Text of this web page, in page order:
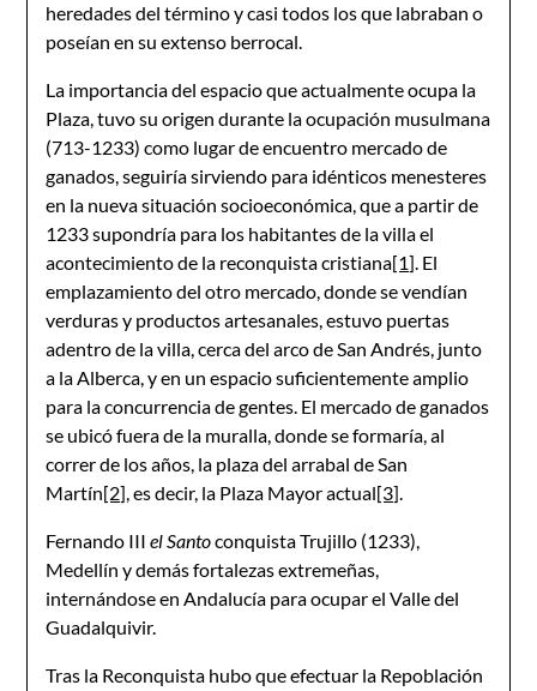
heredades del término y casi todos los que labraban o
poseían en su extenso berrocal.
La importancia del espacio que actualmente ocupa la
Plaza, tuvo su origen durante la ocupación musulmana
(713-1233) como lugar de encuentro mercado de
ganados, seguiría sirviendo para idénticos menesteres
en la nueva situación socioeconómica, que a partir de
1233 supondría para los habitantes de la villa el
acontecimiento de la reconquista cristiana[1]. El
emplazamiento del otro mercado, donde se vendían
verduras y productos artesanales, estuvo puertas
adentro de la villa, cerca del arco de San Andrés, junto
a la Alberca, y en un espacio suficientemente amplio
para la concurrencia de gentes. El mercado de ganados
se ubicó fuera de la muralla, donde se formaría, al
correr de los años, la plaza del arrabal de San
Martín[2], es decir, la Plaza Mayor actual[3].
Fernando IIIel Santoconquista Trujillo (1233),
Medellín y demás fortalezas extremeñas,
internándose en Andalucía para ocupar el Valle del
Guadalquivir.
Tras la Reconquista hubo que efectuar la Repoblación